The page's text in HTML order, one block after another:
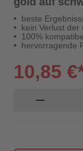
beste
kein Verlust der
100%
hervorragende
10,85
remove